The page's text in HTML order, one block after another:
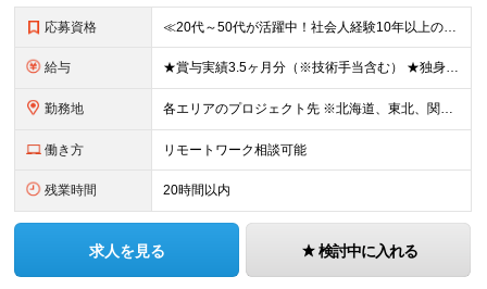
応募資格 ≪20代～50代が活躍中！社会人経験10年以上の方も歓迎≫ ◆学歴不問 ◆未経験・ブランクOK ≫モノづくりに関する何らかの経験をお持ちの方は優遇します！ ～こんな方が活躍できます！～ ◎専門的な
給与 ★賞与実績3.5ヶ月分（※技術手当含む） ★独身寮│寮費手当│引っ越し手当あり ★月給26万円も可能！ 【実務経験者】※前職の給与、経験、スキルをもとに決定 ・月給21万円～60万円＋時間外手当全
勤務地 各エリアのプロジェクト先 ※北海道、東北、関東、北信越、東海、関西、四国、中国、九州の各エリアから希望勤務地をお聞かせください。 ※転勤を伴わない エリア限定採用枠あり。U・Iターンも歓迎です！ ※プ
働き方 リモートワーク相談可能
残業時間 20時間以内
求人を見る 検討中に入れる